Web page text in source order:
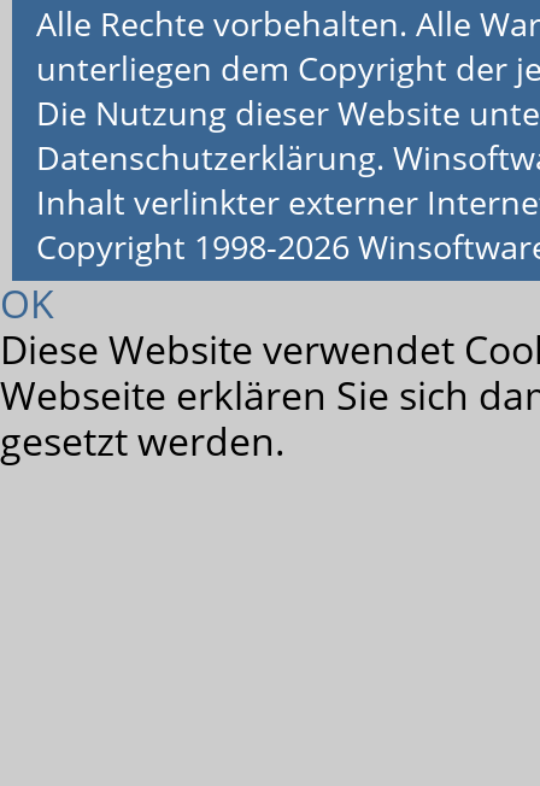
Alle Rechte vorbehalten. Alle
unterliegen dem Copyright der
Die Nutzung dieser Website
Datenschutzerklärung.
Inhalt verlinkter externer
Copyright 1998-2026
OK
Diese Website verwendet
Webseite erklären Sie sich
gesetzt werden.